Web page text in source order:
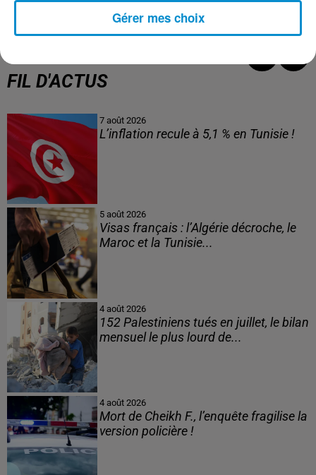
nombreuses préoccupations à ce sujet.
FIL D'ACTUS
7 août 2026
L’inflation recule à 5,1 % en Tunisie !
5 août 2026
Visas français : l’Algérie décroche, le
Maroc et la Tunisie...
4 août 2026
152 Palestiniens tués en juillet, le bilan
mensuel le plus lourd de...
4 août 2026
Mort de Cheikh F., l’enquête fragilise la
version policière !
Gérer mes choix